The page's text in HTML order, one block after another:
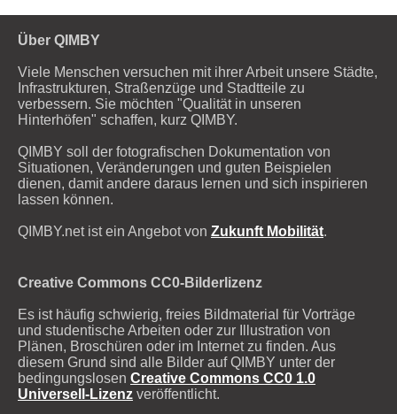
Über QIMBY
Viele Menschen versuchen mit ihrer Arbeit unsere Städte,
Infrastrukturen, Straßenzüge und Stadtteile zu
verbessern. Sie möchten "Qualität in unseren
Hinterhöfen" schaffen, kurz QIMBY.
QIMBY soll der fotografischen Dokumentation von
Situationen, Veränderungen und guten Beispielen
dienen, damit andere daraus lernen und sich inspirieren
lassen können.
QIMBY.net ist ein Angebot von Zukunft Mobilität.
Creative Commons CC0-Bilderlizenz
Es ist häufig schwierig, freies Bildmaterial für Vorträge
und studentische Arbeiten oder zur Illustration von
Plänen, Broschüren oder im Internet zu finden. Aus
diesem Grund sind alle Bilder auf QIMBY unter der
bedingungslosen Creative Commons CC0 1.0
Universell-Lizenz veröffentlicht.